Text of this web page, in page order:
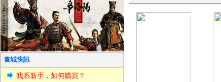
書城快訊
我系新手，如何購買？